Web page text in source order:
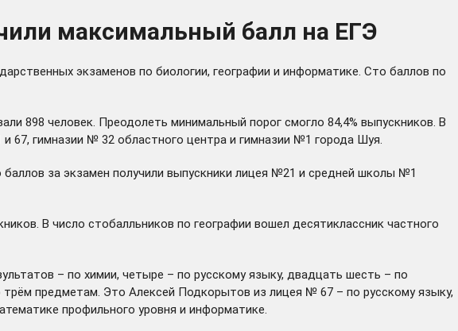
максимальный балл на ЕГЭ
экзаменов по биологии, географии и информатике. Сто баллов по
898 человек. Преодолеть минимальный порог смогло 84,4% выпускников. В
67, гимназии № 32 областного центра и гимназии №1 города Шуя.
за экзамен получили выпускники лицея №21 и средней школы №1
В число стобалльников по географии вошел десятиклассник частного
– по химии, четыре – по русскому языку, двадцать шесть – по
предметам. Это Алексей Подкорытов из лицея № 67 – по русскому языку,
профильного уровня и информатике.